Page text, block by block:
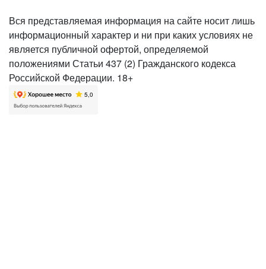
Вся представляемая информация на сайте носит лишь
информационный характер и ни при каких условиях не
является публичной офертой, определяемой
положениями Статьи 437 (2) Гражданского кодекса
Российской Федерации. 18+